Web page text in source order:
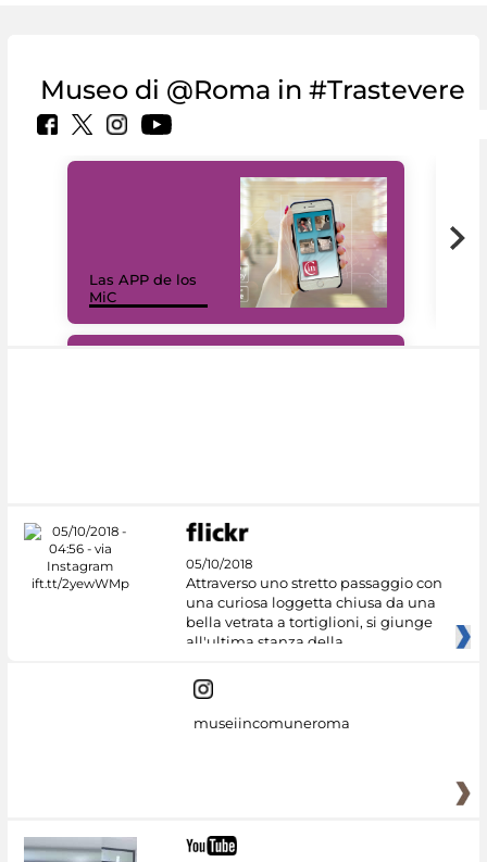
Museo di @Roma in #Trastevere
Las APP de los
MiC
05/10/2018
Attraverso uno stretto passaggio con
una curiosa loggetta chiusa da una
bella vetrata a tortiglioni, si giunge
all'ultima stanza della
museiincomuneroma